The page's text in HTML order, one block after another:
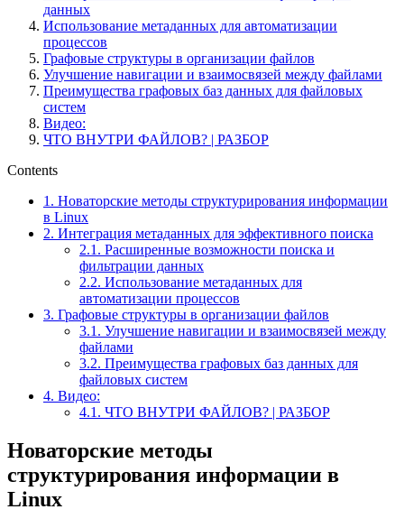
данных
Использование метаданных для автоматизации
процессов
Графовые структуры в организации файлов
Улучшение навигации и взаимосвязей между файлами
Преимущества графовых баз данных для файловых
систем
Видео:
ЧТО ВНУТРИ ФАЙЛОВ? | РАЗБОР
Contents
1. Новаторские методы структурирования информации
в Linux
2. Интеграция метаданных для эффективного поиска
2.1. Расширенные возможности поиска и
фильтрации данных
2.2. Использование метаданных для
автоматизации процессов
3. Графовые структуры в организации файлов
3.1. Улучшение навигации и взаимосвязей между
файлами
3.2. Преимущества графовых баз данных для
файловых систем
4. Видео:
4.1. ЧТО ВНУТРИ ФАЙЛОВ? | РАЗБОР
Новаторские методы
структурирования информации в
Linux